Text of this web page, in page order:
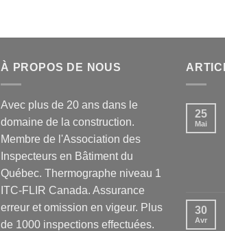
À PROPOS DE NOUS
Avec plus de 20 ans dans le
domaine de la construction.
Membre de l'Association des
Inspecteurs en Bâtiment du
Québec. Thermographe niveau 1
ITC-FLIR Canada. Assurance
erreur et omission en vigeur. Plus
de 1000 inspections effectuées.
25
Mai
30
Avr